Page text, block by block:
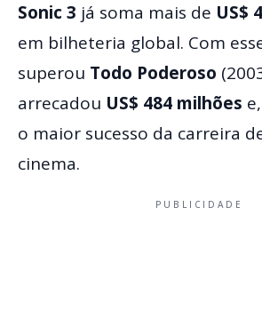
Sonic 3 já soma mais de US$
em bilheteria global. Com
superou Todo Poderoso
arrecadou US$ 484 milhões
o maior sucesso da carreira
cinema.
PUBLICIDADE